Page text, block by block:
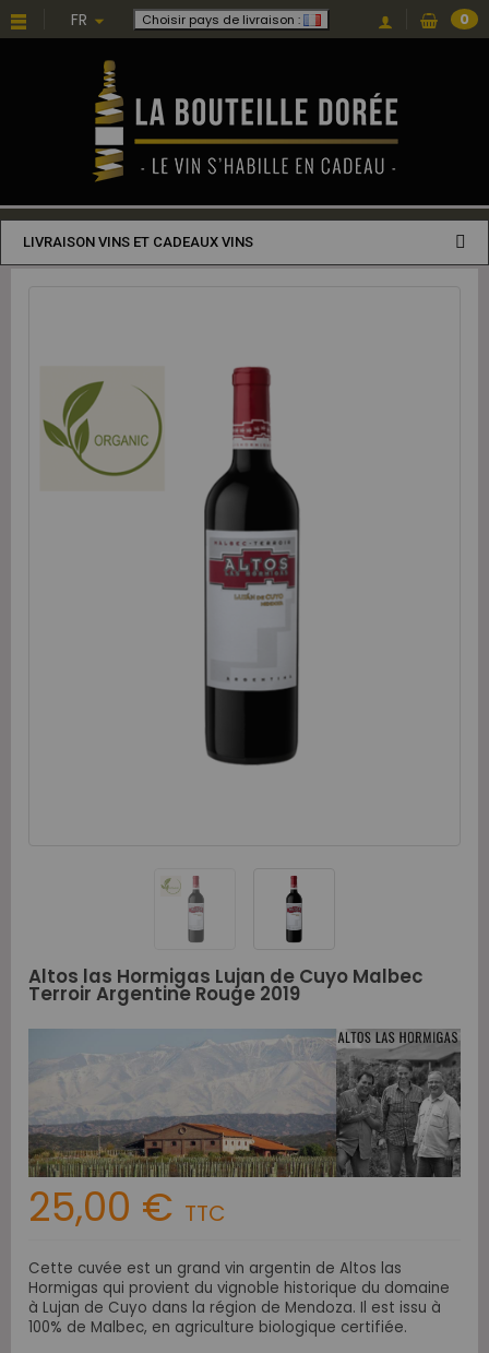
FR Choisir pays de livraison : 0
LIVRAISON VINS ET CADEAUX VINS
Altos las Hormigas Lujan de Cuyo Malbec
Terroir Argentine Rouge 2019
25,00 € TTC
Cette cuvée est un grand vin argentin de Altos las
Hormigas qui provient du vignoble historique du domaine
à Lujan de Cuyo dans la région de Mendoza. Il est issu à
100% de Malbec, en agriculture biologique certifiée.